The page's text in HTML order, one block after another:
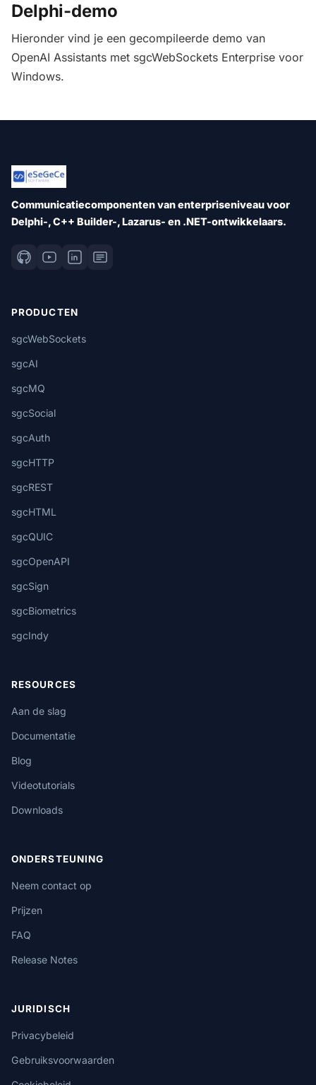
Delphi-demo
Hieronder vind je een gecompileerde demo van
OpenAI Assistants met sgcWebSockets Enterprise voor
Windows.
Communicatiecomponenten van enterpriseniveau voor
Delphi-, C++ Builder-, Lazarus- en .NET-ontwikkelaars.
PRODUCTEN
sgcWebSockets
sgcAI
sgcMQ
sgcSocial
sgcAuth
sgcHTTP
sgcREST
sgcHTML
sgcQUIC
sgcOpenAPI
sgcSign
sgcBiometrics
sgcIndy
RESOURCES
Aan de slag
Documentatie
Blog
Videotutorials
Downloads
ONDERSTEUNING
Neem contact op
Prijzen
FAQ
Release Notes
JURIDISCH
Privacybeleid
Gebruiksvoorwaarden